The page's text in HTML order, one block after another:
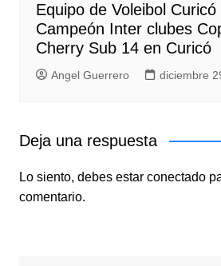
Equipo de Voleibol
Campeón Inter clubes
Cherry Sub 14 en Curicó
Angel Guerrero diciembre
Deja una respuesta
Lo siento, debes estar conectado
comentario.